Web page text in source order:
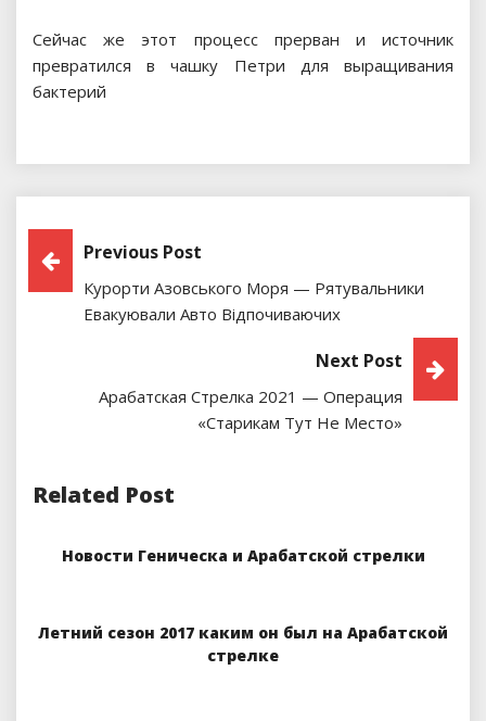
Сейчас же этот процесс прерван и источник
превратился в чашку Петри для выращивания
бактерий
Навигация
По
Previous Post
Курорти Азовського Моря — Рятувальники
Евакуювали Авто Відпочиваючих
Next Post
Арабатская Стрелка 2021 — Операция
«Старикам Тут Не Место»
Related Post
Новости Геническа и Арабатской стрелки
Летний сезон 2017 каким он был на Арабатской
стрелке